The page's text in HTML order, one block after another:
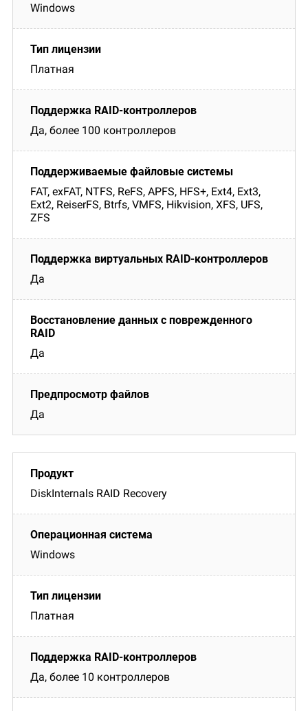
Windows
Платная
Да, более 100 контроллеров
FAT, exFAT, NTFS, ReFS, APFS, HFS+, Ext4, Ext3,
Ext2, ReiserFS, Btrfs, VMFS, Hikvision, XFS, UFS,
ZFS
Да
Да
Да
DiskInternals RAID Recovery
Windows
Платная
Да, более 10 контроллеров